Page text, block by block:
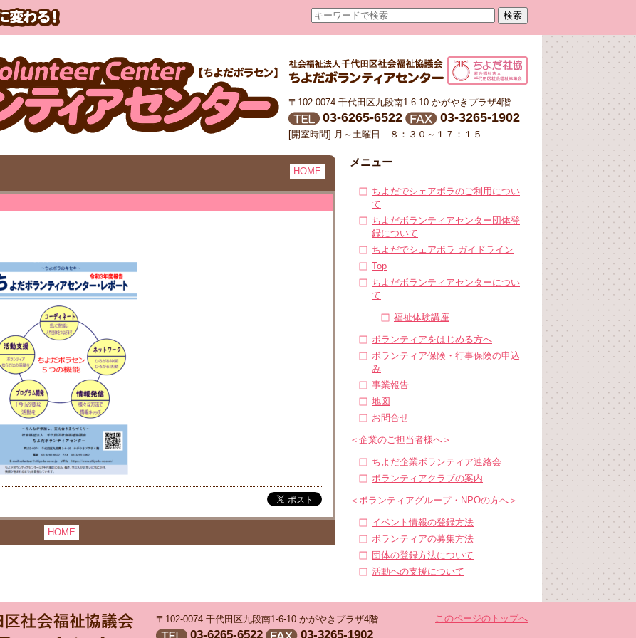
〒102-0074 千代田区九段南1-6-10 かがやきプラザ4階
03-6265-6522 03-3265-1902
[開室時間] 月～土曜日 ８：３０～１７：１５
HOME
HOME
メニュー
ちよだでシェアボラのご利用につい
て
ちよだボランティアセンター団体登
録について
ちよだでシェアボラ ガイドライン
Top
ちよだボランティアセンターについ
て
福祉体験講座
ボランティアをはじめる方へ
ボランティア保険・行事保険の申込
み
事業報告
地図
お問合せ
＜企業のご担当者様へ＞
ちよだ企業ボランティア連絡会
ボランティアクラブの案内
＜ボランティアグループ・NPOの方へ＞
イベント情報の登録方法
ボランティアの募集方法
団体の登録方法について
活動への支援について
〒102-0074 千代田区九段南1-6-10 かがやきプラザ4階
03-6265-6522 03-3265-1902
このページのトップへ